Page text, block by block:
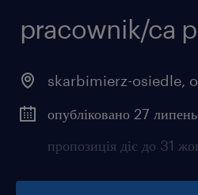
pracownik/ca
skarbimierz-osiedle,
опубліковано 27
пропозиція діє до 31